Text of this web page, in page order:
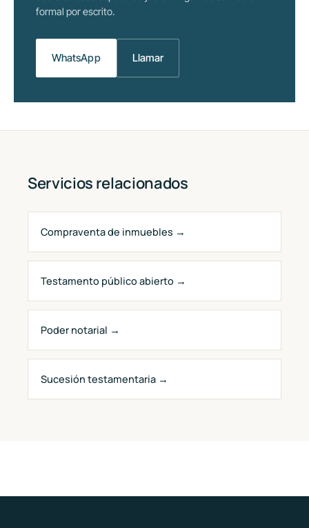
formal por escrito.
WhatsApp Llamar
Servicios relacionados
Compraventa de inmuebles →
Testamento público abierto →
Poder notarial →
Sucesión testamentaria →